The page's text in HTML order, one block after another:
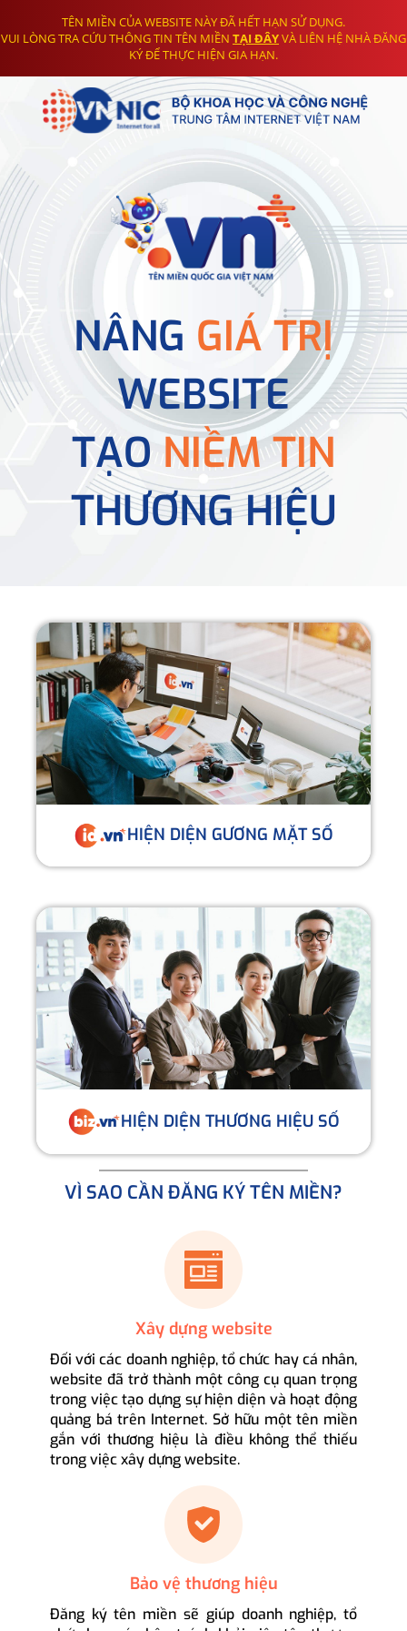
TÊN MIỀN CỦA WEBSITE NÀY ĐÃ HẾT HẠN SỬ DỤNG.
VUI LÒNG TRA CỨU THÔNG TIN TÊN MIỀN TẠI ĐÂYVÀ LIÊN HỆ NHÀ ĐĂNG
KÝ ĐỂ THỰC HIỆN GIA HẠN.
NÂNG GIÁ TRỊ
WEBSITE
TẠONIỀM TIN
THƯƠNG HIỆU
HIỆN DIỆN GƯƠNG MẶT SỐ
HIỆN DIỆN THƯƠNG HIỆU SỐ
VÌ SAO CẦN ĐĂNG KÝ TÊN MIỀN?
Xây dựng website
Đối với các doanh nghiệp, tổ chức hay cá nhân,
website đã trở thành một công cụ quan trọng
trong việc tạo dựng sự hiện diện và hoạt động
quảng bá trên Internet. Sở hữu một tên miền
gắn với thương hiệu là điều không thể thiếu
trong việc xây dựng website.
Bảo vệ thương hiệu
Đăng ký tên miền sẽ giúp doanh nghiệp, tổ